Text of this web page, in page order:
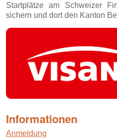
Startplätze am Schweizer
sichern und dort den Kanton
Informationen
Anmeldung